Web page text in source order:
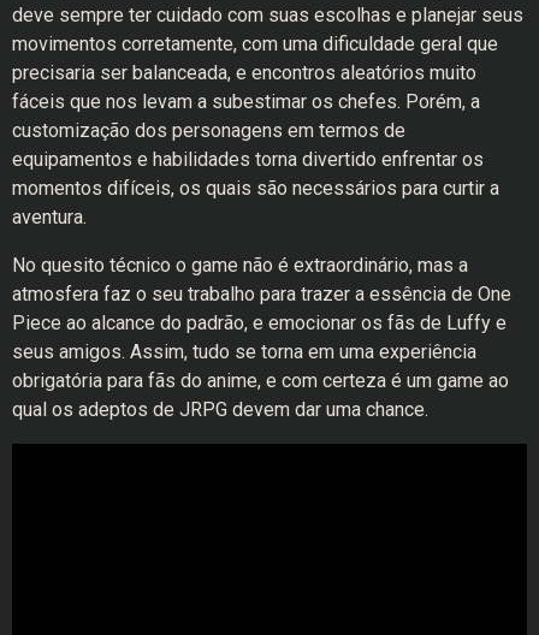
deve sempre ter cuidado com suas escolhas e planejar seus
movimentos corretamente, com uma dificuldade geral que
precisaria ser balanceada, e encontros aleatórios muito
fáceis que nos levam a subestimar os chefes. Porém, a
customização dos personagens em termos de
equipamentos e habilidades torna divertido enfrentar os
momentos difíceis, os quais são necessários para curtir a
aventura.
No quesito técnico o game não é extraordinário, mas a
atmosfera faz o seu trabalho para trazer a essência de One
Piece ao alcance do padrão, e emocionar os fãs de Luffy e
seus amigos. Assim, tudo se torna em uma experiência
obrigatória para fãs do anime, e com certeza é um game ao
qual os adeptos de JRPG devem dar uma chance.